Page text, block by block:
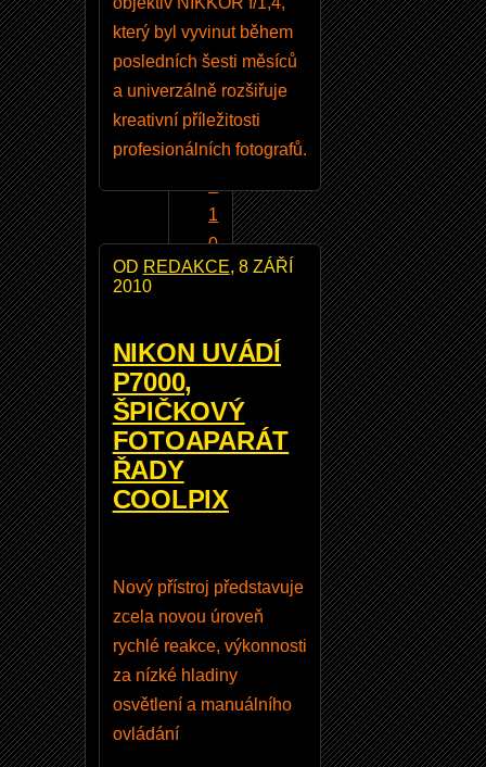
který byl vyvinut během
posledních šesti měsíců
a univerzálně rozšiřuje
kreativní příležitosti
profesionálních fotografů.
OD REDAKCE, 8 ZÁŘÍ
2010
NIKON UVÁDÍ
P7000,
ŠPIČKOVÝ
FOTOAPARÁT
ŘADY
COOLPIX
Nový přístroj představuje
zcela novou úroveň
rychlé reakce, výkonnosti
za nízké hladiny
osvětlení a manuálního
ovládání
N
i
k
o
n
D
1
0
N
o
N
X
t
o
1
.
7